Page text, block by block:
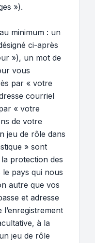
»).
minimum : un
ci-après
»), un mot de
vous
par « votre
courriel
« votre
de votre
jeu de rôle dans
» sont
protection des
le pays qui nous
autre que vos
et adresse
à la
jeu de rôle